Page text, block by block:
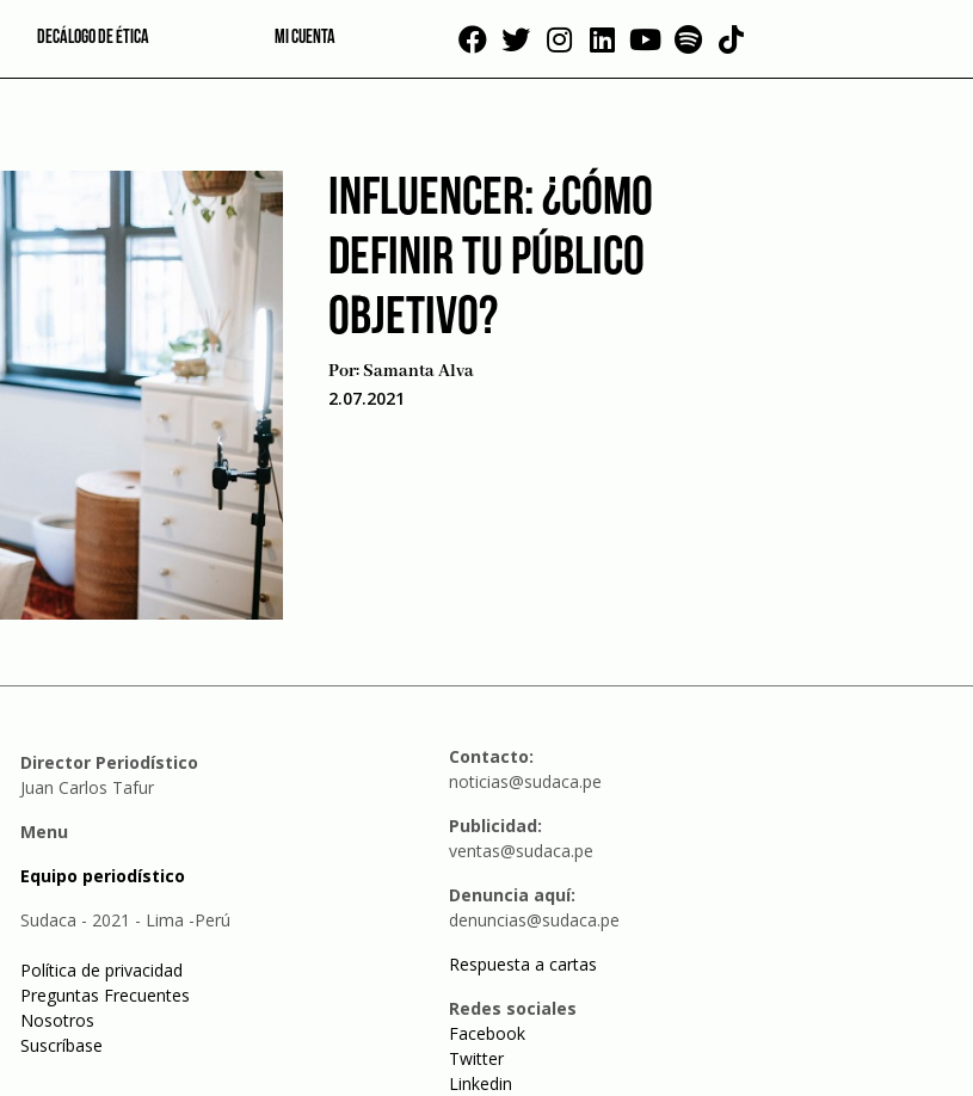
DECÁLOGO DE ÉTICA MI CUENTA
INFLUENCER: ¿CÓMO
DEFINIR TU PÚBLICO
OBJETIVO?
Por:Samanta Alva
2.07.2021
Director Periodístico
Juan Carlos Tafur
Menu
Equipo periodístico
Sudaca - 2021 - Lima -Perú
Política de privacidad
Preguntas Frecuentes
Nosotros
Suscríbase
Contacto:
noticias@sudaca.pe
Publicidad:
ventas@sudaca.pe
Denuncia aquí:
denuncias@sudaca.pe
Respuesta a cartas
Redes sociales
Facebook
Twitter
Linkedin